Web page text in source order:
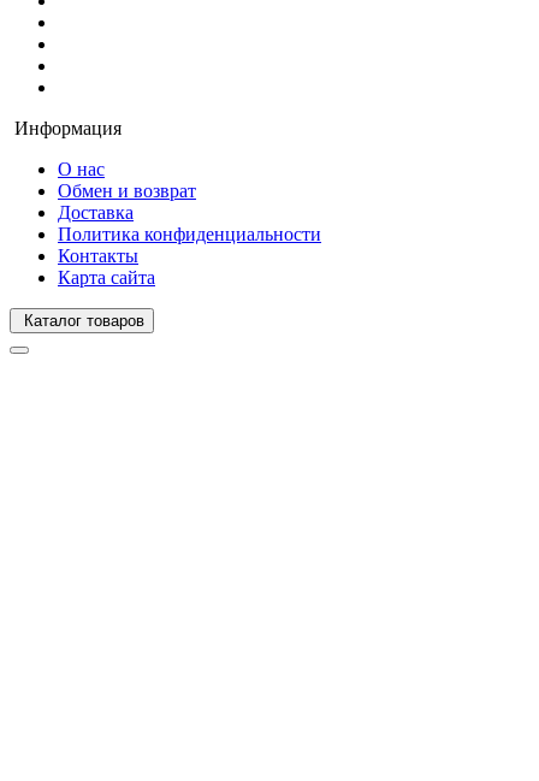
Информация
О нас
Обмен и возврат
Доставка
Политика конфиденциальности
Контакты
Карта сайта
Каталог товаров